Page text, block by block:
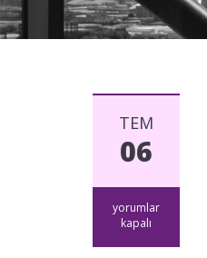
TEM
06
e-
SMM
yorumlar
kapalı